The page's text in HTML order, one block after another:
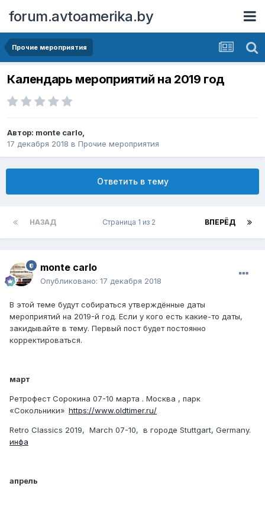
forum.avtoamerika.by
Прочие мероприятия
Календарь мероприятий на 2019 год
Автор: monte carlo,
17 декабря 2018 в Прочие мероприятия
Ответить в тему
НАЗАД ВПЕРЁД
Страница 1 из 2
monte carlo
Опубликовано: 17 декабря 2018
В этой теме будут собираться утверждённые даты
мероприятий на 2019-й год. Если у кого есть какие-то даты,
закидывайте в тему. Первый пост будет постоянно
корректироваться.
март
Ретрофест Сорокина 07-10 марта . Москва , парк
«Сокольники» https://www.oldtimer.ru/
Retro Classics 2019, March 07-10, в городе Stuttgart, Germany.
инфа
апрель